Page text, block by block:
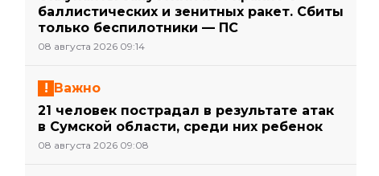
баллистических и зенитных ракет. Сбиты
только беспилотники — ПС
08 августа 2026 09:14
Важно
21 человек пострадал в результате атак
в Сумской области, среди них ребенок
08 августа 2026 09:08